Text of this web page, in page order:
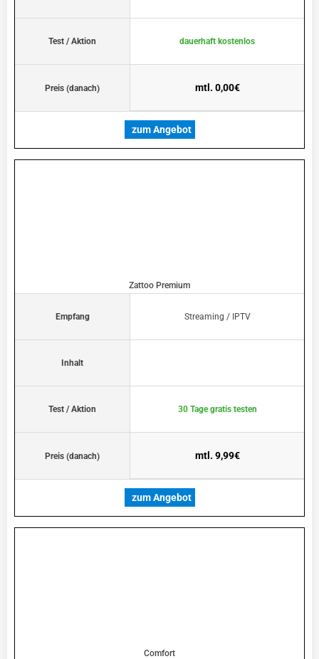
Test / Aktion
Preis (danach)
dauerhaft kostenlos
mtl. 0,00€
zum Angebot
Zattoo Premium
Empfang
Inhalt
Test / Aktion
Preis (danach)
Streaming / IPTV
30 Tage gratis testen
mtl. 9,99€
zum Angebot
Comfort